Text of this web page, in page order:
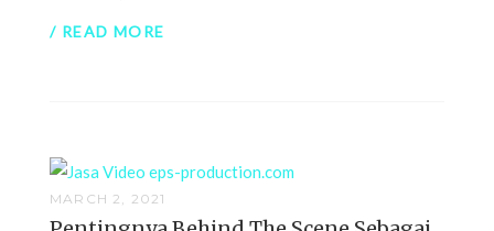
/ READ MORE
MARCH 2, 2021